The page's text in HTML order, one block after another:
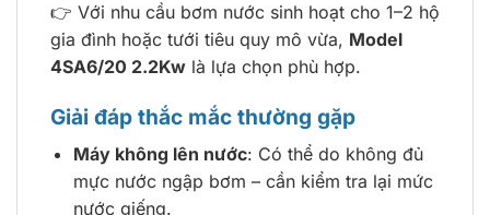
👉 Với nhu cầu bơm nước sinh hoạt cho 1–2 hộ
gia đình hoặc tưới tiêu quy mô vừa, Model
4SA6/20 2.2Kw là lựa chọn phù hợp.
Giải đáp thắc mắc thường gặp
Máy không lên nước: Có thể do không đủ
mực nước ngập bơm – cần kiểm tra lại mức
nước giếng.